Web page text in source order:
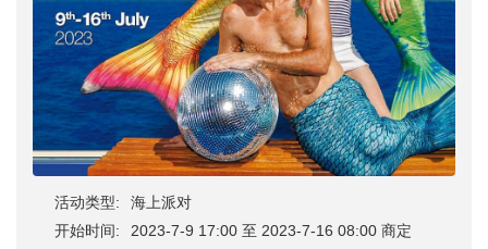
活动类型:
海上派对
开始时间:
2023-7-9 17:00 至 2023-7-16 08:00 商定